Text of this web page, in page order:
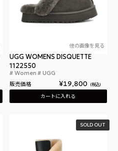
アグ ウィメンズ クラシック ウルトラ ミニ プラッ
他の画像を見る
UGG WOMENS DISQUETTE
1122550
Women UGG
販売価格 ¥19,800 税込
カートに入れる
SOLD OUT